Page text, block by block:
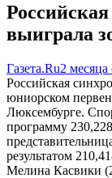
выиграла
Газета.Ru2 месяца
Российская
юниорском
Люксембурге.
программу
результатом
Мелина Касвики